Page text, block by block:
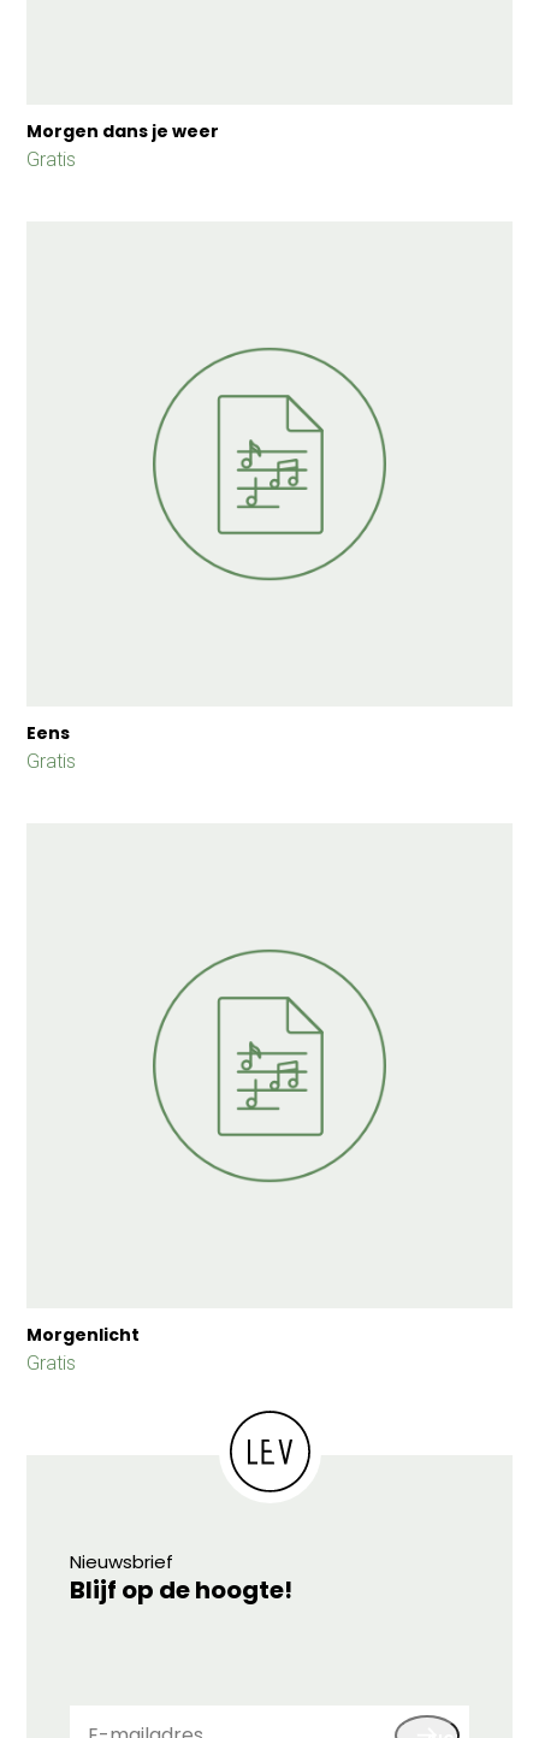
Morgen dans je weer
Gratis
Eens
Gratis
Morgenlicht
Gratis
Nieuwsbrief
Blijf op de hoogte!